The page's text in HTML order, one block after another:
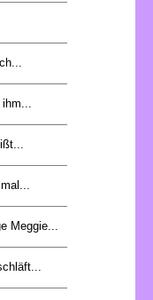
ihm...
Meggie...